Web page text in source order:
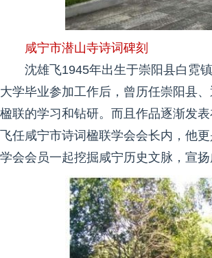
咸宁市潜山寺诗词碑刻
沈雄飞1945年出生于崇阳县白霓
大学毕业参加工作后，曾历任崇阳县
楹联的学习和钻研。而且作品逐渐发
飞任咸宁市诗词楹联学会会长内，他
学会会员一起挖掘咸宁历史文脉，宣